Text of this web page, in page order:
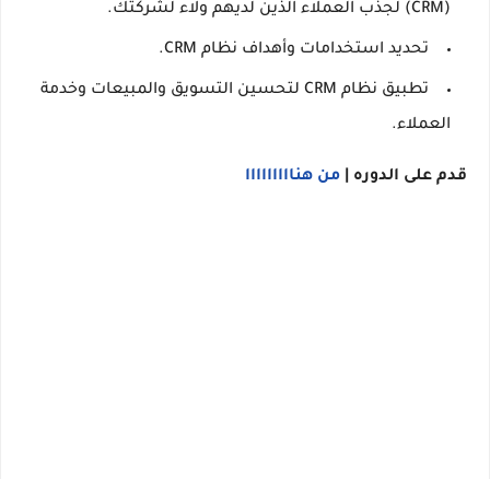
(CRM) لجذب العملاء الذين لديهم ولاء لشركتك.
تحديد استخدامات وأهداف نظام CRM.
تطبيق نظام CRM لتحسين التسويق والمبيعات وخدمة
العملاء.
قدم على الدوره | من هنااااااااا